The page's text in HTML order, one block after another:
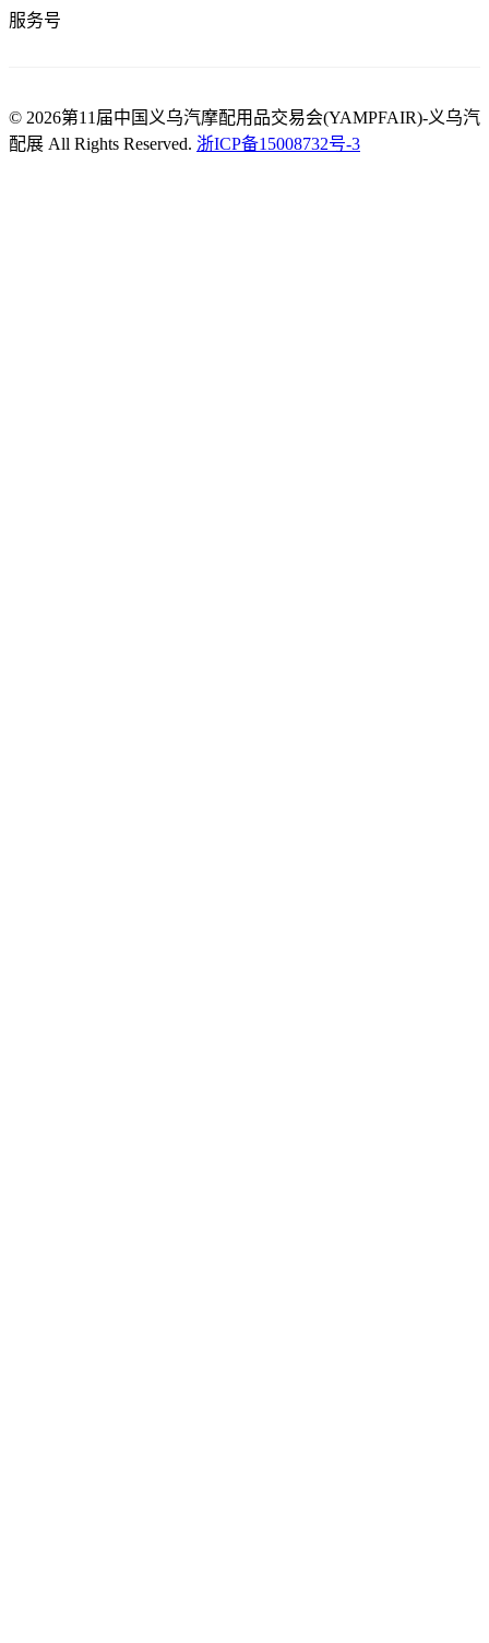
服务号
© 2026第11届中国义乌汽摩配用品交易会(YAMPFAIR)-义乌汽
配展 All Rights Reserved. 浙ICP备15008732号-3